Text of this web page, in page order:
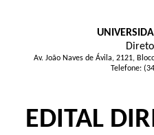
Av. João Naves de Ávila, 2121,
Telefone:
EDITAL